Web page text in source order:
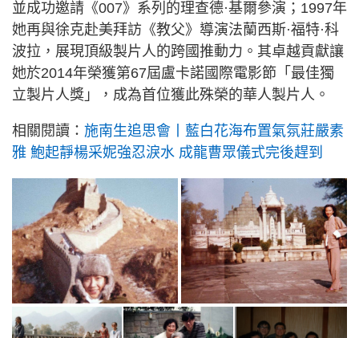
並成功邀請《007》系列的理查德·基爾參演；1997年
她再與徐克赴美拜訪《教父》導演法蘭西斯·福特·科
波拉，展現頂級製片人的跨國推動力。其卓越貢獻讓
她於2014年榮獲第67屆盧卡諾國際電影節「最佳獨
立製片人獎」，成為首位獲此殊榮的華人製片人。
相關閱讀： 施南生追思會丨藍白花海布置氣氛莊嚴素
雅 鮑起靜楊采妮強忍淚水 成龍曹眾儀式完後趕到